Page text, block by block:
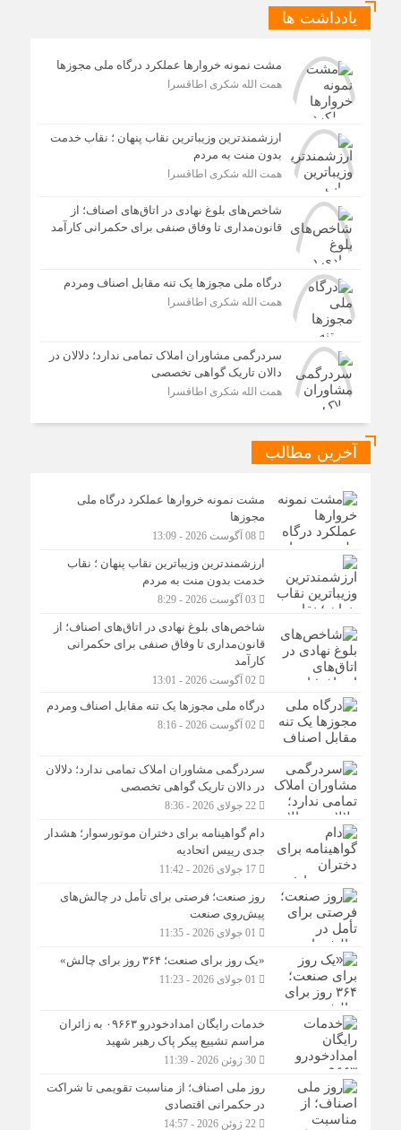
یادداشت ها
مشت نمونه خروارها عملکرد درگاه ملی مجوزها
همت الله شکری اطاقسرا
ارزشمندترین وزیباترین نقاب پنهان ؛ نقاب خدمت
بدون منت به مردم
همت الله شکری اطاقسرا
شاخص‌های بلوغ نهادی در اتاق‌های اصناف؛ از
قانون‌مداری تا وفاق صنفی برای حکمرانی کارآمد
درگاه ملی مجوزها یک تنه مقابل اصناف ومردم
همت الله شکری اطاقسرا
سردرگمی مشاوران املاک تمامی ندارد؛ دلالان در
دالان تاریک گواهی تخصصی
همت الله شکری اطاقسرا
آخرین مطالب
مشت نمونه خروارها عملکرد درگاه ملی
مجوزها
08 آگوست 2026 - 13:09
ارزشمندترین وزیباترین نقاب پنهان ؛ نقاب
خدمت بدون منت به مردم
03 آگوست 2026 - 8:29
شاخص‌های بلوغ نهادی در اتاق‌های اصناف؛ از
قانون‌مداری تا وفاق صنفی برای حکمرانی
کارآمد
02 آگوست 2026 - 13:01
درگاه ملی مجوزها یک تنه مقابل اصناف ومردم
02 آگوست 2026 - 8:16
سردرگمی مشاوران املاک تمامی ندارد؛ دلالان
در دالان تاریک گواهی تخصصی
22 جولای 2026 - 8:36
دام گواهینامه برای دختران موتورسوار؛ هشدار
جدی رییس اتحادیه
17 جولای 2026 - 11:42
روز صنعت؛ فرصتی برای تأمل در چالش‌های
پیش‌روی صنعت
«یک روز برای صنعت؛ ۳۶۴ روز برای چالش»
خدمات رایگان امدادخودرو ۰۹۶۶۳ به زائران
مراسم تشییع پیکر پاک رهبر شهید
30 ژوئن 2026 - 11:39
روز ملی اصناف؛ از مناسبت تقویمی تا شراکت
در حکمرانی اقتصادی
22 ژوئن 2026 - 14:57